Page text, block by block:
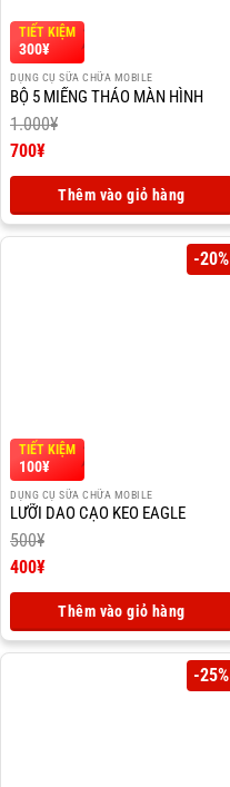
TIẾT KIỆM
300¥
DỤNG CỤ SỮA CHỮA MOBILE
BỘ 5 MIẾNG THÁO MÀN HÌNH
1.000¥
Giá
1.000¥.
700¥
tại
là:
Thêm vào giỏ hàng
-20%
TIẾT KIỆM
100¥
DỤNG CỤ SỮA CHỮA MOBILE
LƯỠI DAO CẠO KEO EAGLE
500¥
Giá
500¥.
400¥
tại
là:
Thêm vào giỏ hàng
-25%